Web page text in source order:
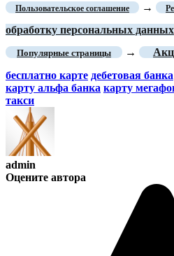
Пользовательское соглашение →
обработку персональных данных
Популярные страницы →
бесплатно карте дебетовая банка
карту альфа банка карту
такси
admin
Оцените автора